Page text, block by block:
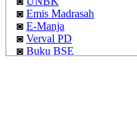
◙ Emis Madrasah
◙ E-Manja
◙ Verval PD
◙ Buku BSE